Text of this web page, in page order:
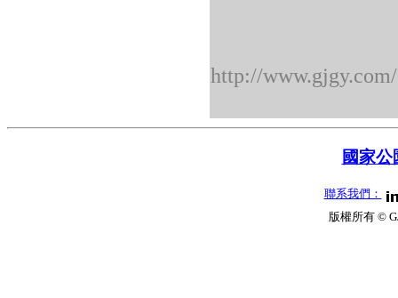
http://www.gjgy.com/
國家
聯系我們：
版權所有 ©